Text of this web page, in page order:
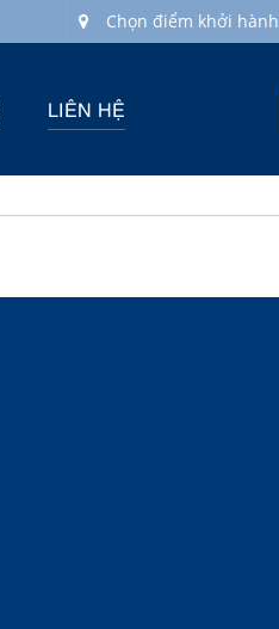
Chọn điểm khởi hành
LIÊN HỆ